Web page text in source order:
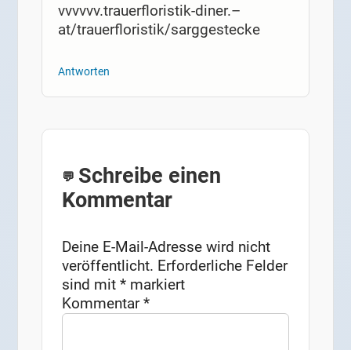
vvvvvv.trauerfloristik-diner.–
at/trauerfloristik/sarggestecke
Antworten
Schreibe einen
Kommentar
Deine E-Mail-Adresse wird nicht
veröffentlicht. Erforderliche Felder
sind mit* markiert
Kommentar*